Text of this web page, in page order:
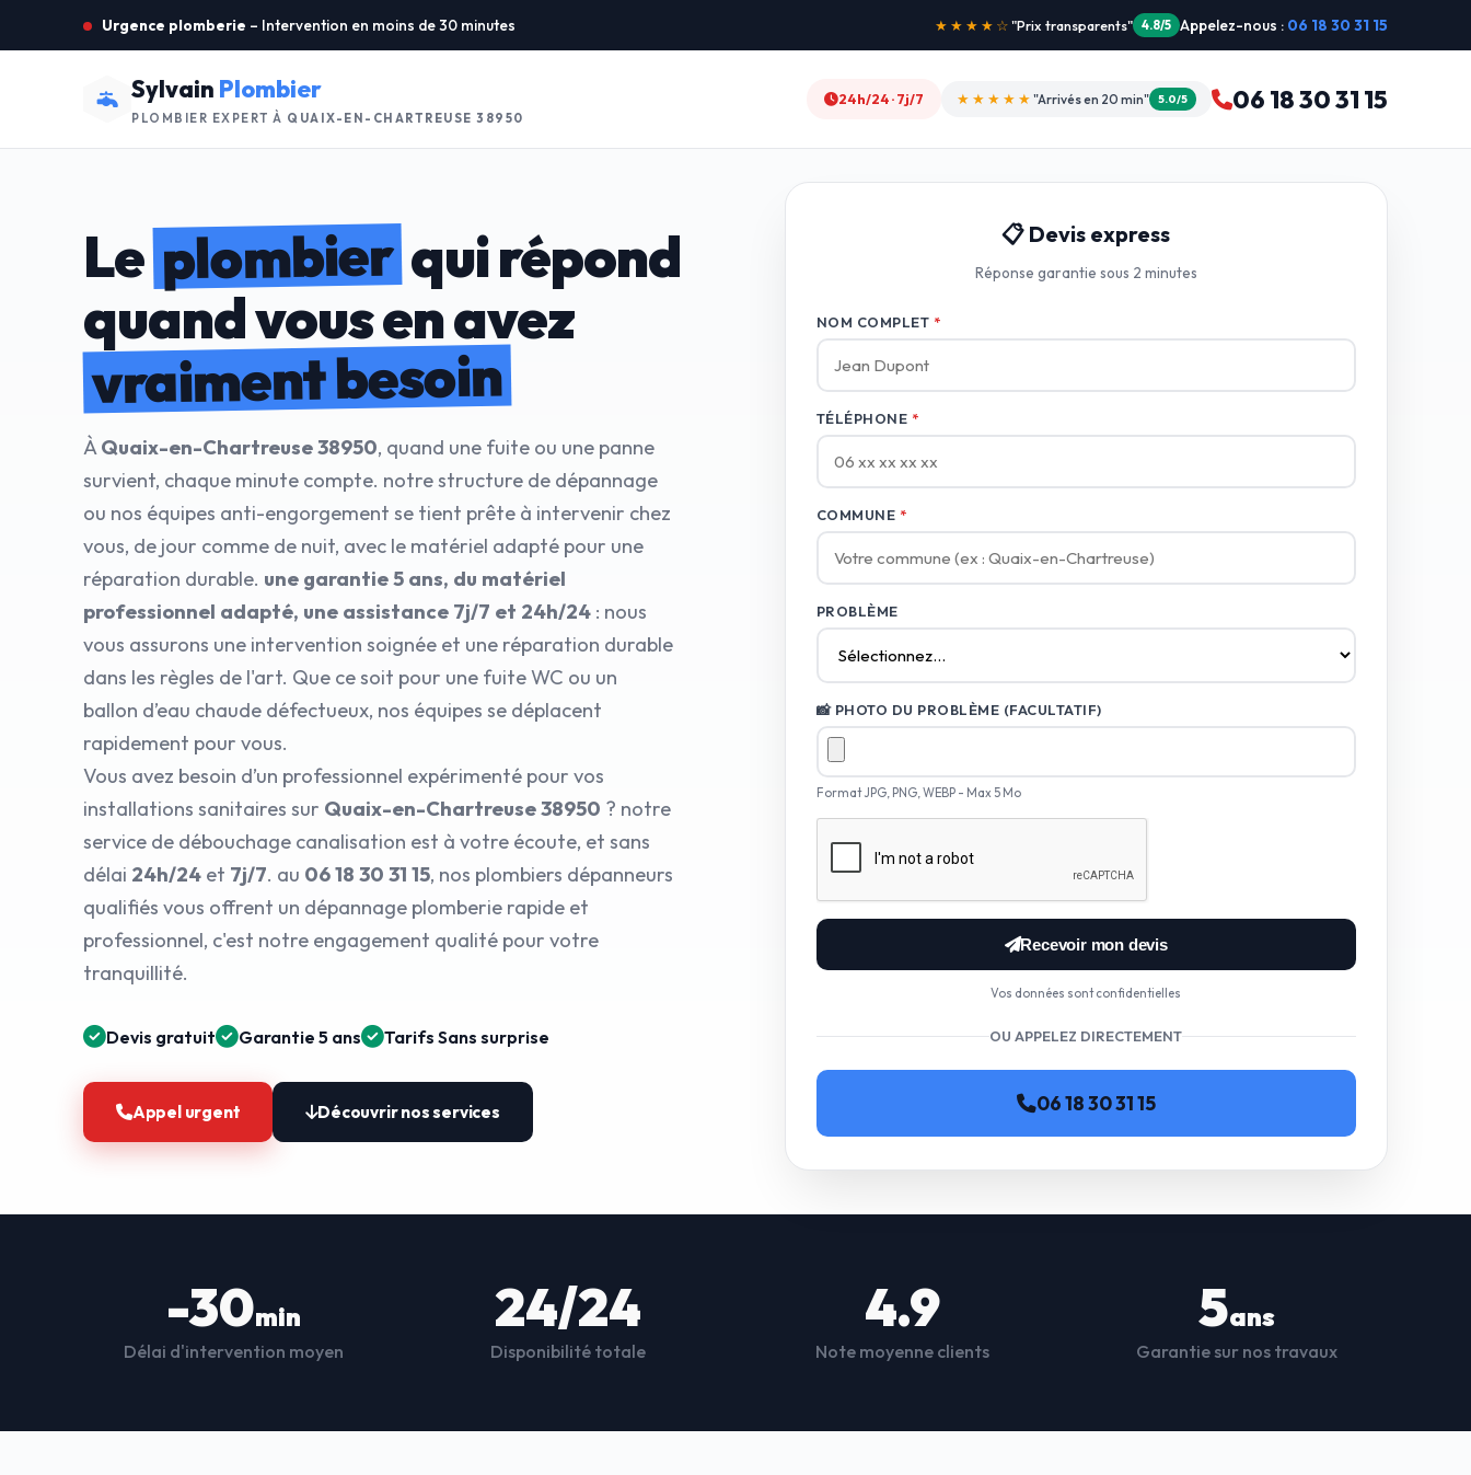
Urgence plomberie – Intervention en moins de 30 minutes ★★★★★ "Intervention dimanche" 5.0/5 Appelez-nous : 06 18 30 31 15
Sylvain Plombier
PLOMBIER EXPERT À QUAIX-EN-CHARTREUSE 38950
24h/24 · 7j/7 ★★★★★ "Arrivés en 20 min" 5.0/5 06 18 30 31 15
Leplombierqui répond
quand vous en avez
vraiment besoin
ÀQuaix-en-Chartreuse 38950, quand une fuite ou une panne
survient, chaque minute compte. notre structure de dépannage
ou nos équipes anti-engorgement se tient prête à intervenir chez
vous, de jour comme de nuit, avec le matériel adapté pour une
réparation durable. une garantie 5 ans, du matériel
professionnel adapté, une assistance 7j/7 et 24h/24 : nous
vous assurons une intervention soignée et une réparation durable
dans les règles de l'art. Que ce soit pour une fuite WC ou un
ballon d’eau chaude défectueux, nos équipes se déplacent
rapidement pour vous.
Vous avez besoin d’un professionnel expérimenté pour vos
installations sanitaires sur Quaix-en-Chartreuse 38950 ? notre
service de débouchage canalisation est à votre écoute, et sans
délai 24h/24 et 7j/7. au 06 18 30 31 15, nos plombiers dépanneurs
qualifiés vous offrent un dépannage plomberie rapide et
professionnel, c'est notre engagement qualité pour votre
tranquillité.
Devis gratuit Garantie 5 ans Tarifs Sans surprise
Appel urgent Découvrir nos services
📋 Devis express
Réponse garantie sous 2 minutes
NOM COMPLET *
TÉLÉPHONE *
COMMUNE *
PROBLÈME
📸 PHOTO DU PROBLÈME (FACULTATIF)
Format JPG, PNG, WEBP - Max 5 Mo
Recevoir mon devis
Vos données sont confidentielles
OU APPELEZ DIRECTEMENT
06 18 30 31 15
-30min
Délai d'intervention moyen
24/24
Disponibilité totale
4.9
Note moyenne clients
5ans
Garantie sur nos travaux